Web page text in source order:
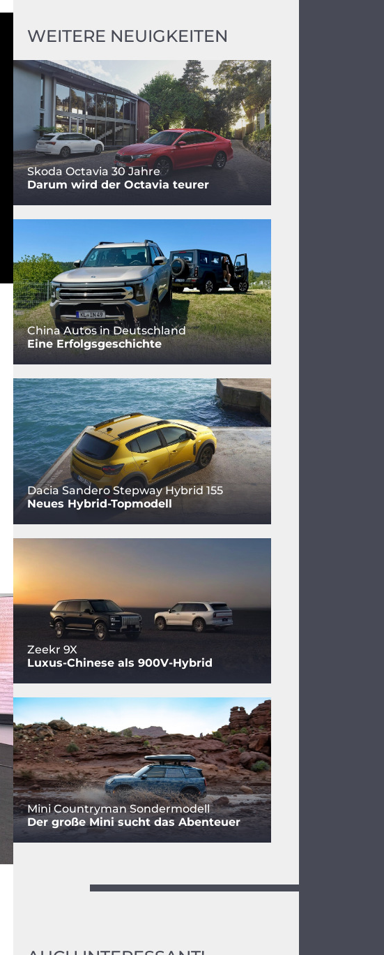
WEITERE NEUIGKEITEN
Skoda Octavia 30 Jahre
Darum wird der Octavia teurer
China Autos in Deutschland
Eine Erfolgsgeschichte
Dacia Sandero Stepway Hybrid 155
Neues Hybrid-Topmodell
Zeekr 9X
Luxus-Chinese als 900V-Hybrid
Mini Countryman Sondermodell
Der große Mini sucht das Abenteuer